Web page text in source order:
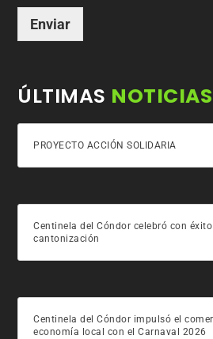
Enviar
ÚLTIMAS NOTICIAS
PROYECTO ACCIÓN SOLIDARIA
Centinela del Cóndor celebró con
cantonización
Centinela del Cóndor impulsó el
economía local con el Carnaval 2026